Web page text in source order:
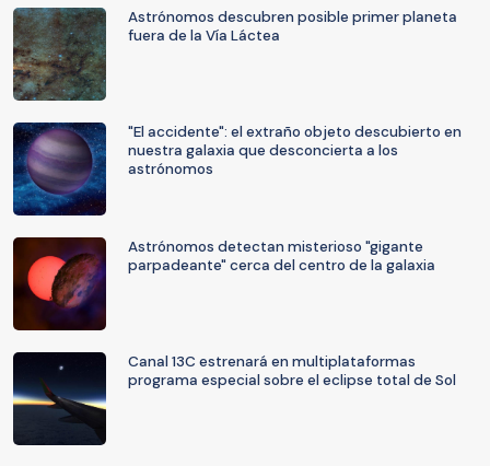
Astrónomos descubren posible primer planeta
fuera de la Vía Láctea
"El accidente": el extraño objeto descubierto en
nuestra galaxia que desconcierta a los
astrónomos
Astrónomos detectan misterioso "gigante
parpadeante" cerca del centro de la galaxia
Canal 13C estrenará en multiplataformas
programa especial sobre el eclipse total de Sol